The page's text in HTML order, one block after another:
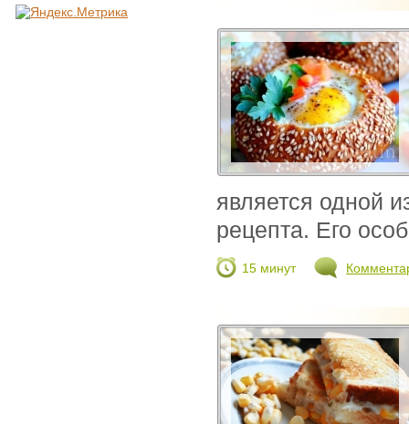
является одной
рецепта. Его
15 минут